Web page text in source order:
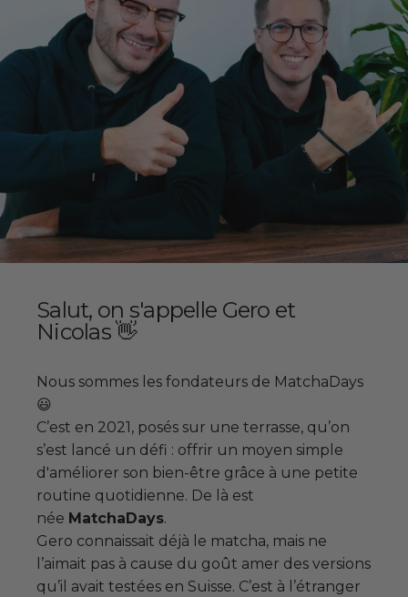
Salut, on s'appelle Gero et
Nicolas 👋
Nous sommes les fondateurs de MatchaDays
😃
C’est en 2021, posés sur une terrasse, qu’on
s’est lancé un défi : offrir un moyen simple
d'améliorer son bien-être grâce à une petite
routine quotidienne. De là est
née MatchaDays.
Gero connaissait déjà le matcha, mais ne
l’aimait pas à cause du goût amer des versions
qu’il avait testées en Suisse. C’est à l’étranger